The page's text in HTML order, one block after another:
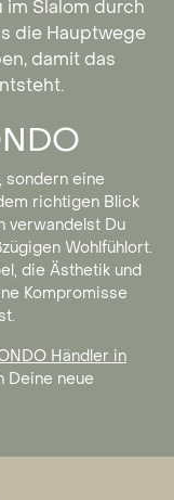
im Slalom durch
die Hauptwege
damit das
sondern eine
richtigen Blick
verwandelst Du
Wohlfühlort.
die Ästhetik und
Kompromisse
Händler in
Deine neue